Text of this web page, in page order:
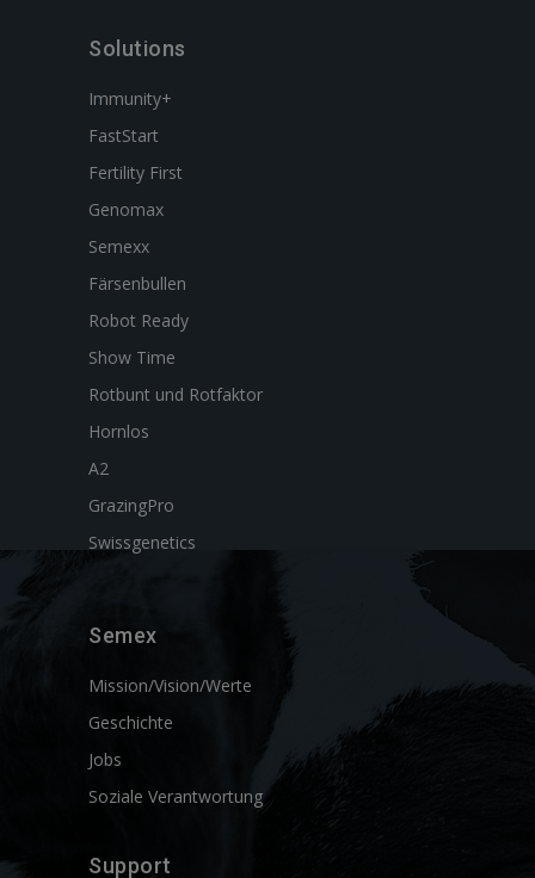
Solutions
Immunity+
FastStart
Fertility First
Genomax
Semexx
Färsenbullen
Robot Ready
Show Time
Rotbunt und Rotfaktor
Hornlos
A2
GrazingPro
Swissgenetics
Semex
Mission/Vision/Werte
Geschichte
Jobs
Soziale Verantwortung
Support